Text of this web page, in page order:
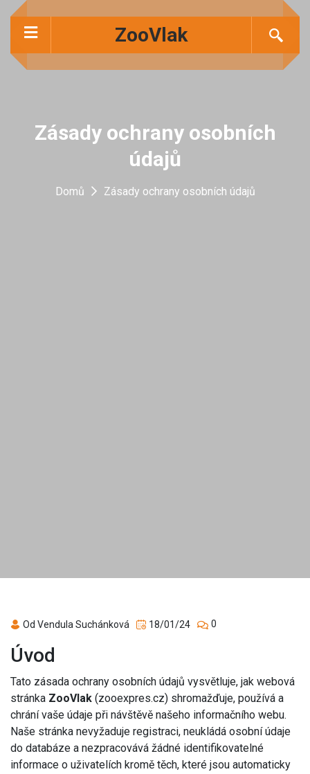
ZooVlak
Zásady ochrany osobních
údajů
Domů Zásady ochrany osobních údajů
Od Vendula Suchánková 18/01/24 0
Úvod
Tato zásada ochrany osobních údajů vysvětluje, jak webová
stránka ZooVlak (zooexpres.cz) shromažďuje, používá a
chrání vaše údaje při návštěvě našeho informačního webu.
Naše stránka nevyžaduje registraci, neukládá osobní údaje
do databáze a nezpracovává žádné identifikovatelné
informace o uživatelích kromě těch, které jsou automaticky